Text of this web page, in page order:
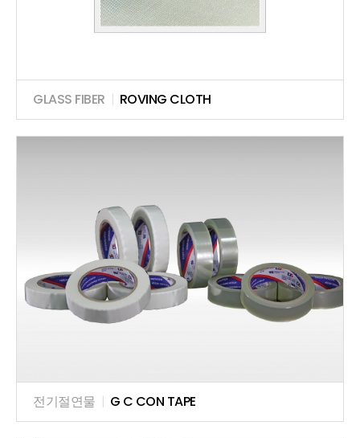
GLASS FIBER | ROVING CLOTH
전기절연물 | G C CON TAPE